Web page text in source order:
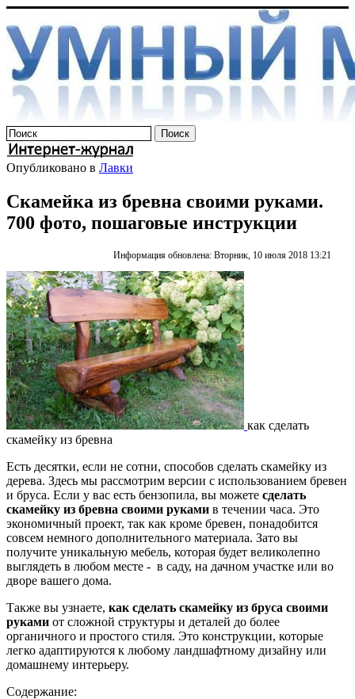
Опубликовано в Лавки
Скамейка из бревна своими руками.
700 фото, пошаговые инструкции
Информация обновлена: Вторник, 10 июля 2018 13:21
как сделать
скамейку из бревна
Есть десятки, если не сотни, способов сделать скамейку из
дерева. Здесь мы рассмотрим версии с использованием бревен
и бруса. Если у вас есть бензопила, вы можете сделать
скамейку из бревна своими руками в течении часа. Это
экономичный проект, так как кроме бревен, понадобится
совсем немного дополнительного материала. Зато вы
получите уникальную мебель, которая будет великолепно
выглядеть в любом месте - в саду, на дачном участке или во
дворе вашего дома.
Также вы узнаете, как сделать скамейку из бруса своими
руками от сложной структуры и деталей до более
органичного и простого стиля. Это конструкции, которые
легко адаптируются к любому ландшафтному дизайну или
домашнему интерьеру.
Содержание: